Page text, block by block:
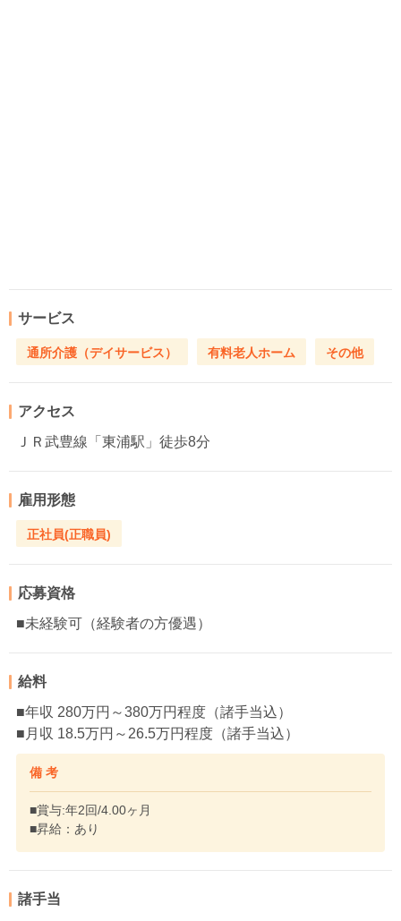
サービス
通所介護（デイサービス） 有料老人ホーム その他
アクセス
ＪＲ武豊線「東浦駅」徒歩8分
雇用形態
正社員(正職員)
応募資格
■未経験可（経験者の方優遇）
給料
■年収 280万円～380万円程度（諸手当込）
■月収 18.5万円～26.5万円程度（諸手当込）
備 考
■賞与:年2回/4.00ヶ月
■昇給：あり
諸手当